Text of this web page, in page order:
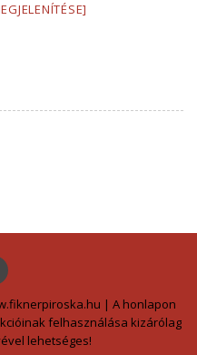
| A honlapon
felhasználása kizárólag
lehetséges!